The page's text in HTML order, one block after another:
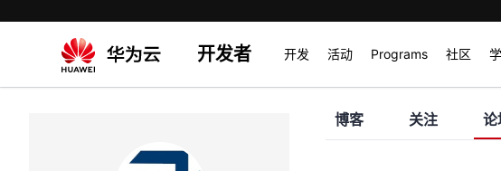
开发者 开发 活动 Programs 社区
博客 关注 论